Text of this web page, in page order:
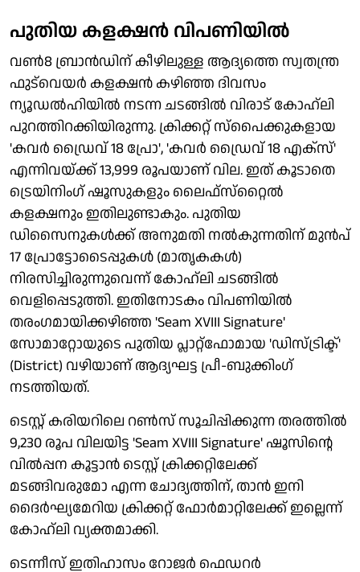
പുതിയ കളക്ഷന്‍ വിപണിയില്‍
വണ്‍8 ബ്രാന്‍ഡിന് കീഴിലുള്ള ആദ്യത്തെ സ്വതന്ത്ര
ഫുട്‌വെയര്‍ കളക്ഷന്‍ കഴിഞ്ഞ ദിവസം
ന്യൂഡല്‍ഹിയില്‍ നടന്ന ചടങ്ങില്‍ വിരാട് കോഹ്ലി
പുറത്തിറക്കിയിരുന്നു. ക്രിക്കറ്റ് സ്‌പൈക്കുകളായ
'കവര്‍ ഡ്രൈവ് 18 പ്രോ', 'കവര്‍ ഡ്രൈവ് 18 എക്‌സ്'
എന്നിവയ്ക്ക് 13,999 രൂപയാണ് വില. ഇത് കൂടാതെ
ട്രെയിനിംഗ് ഷൂസുകളും ലൈഫ്‌സ്‌റ്റൈല്‍
കളക്ഷനും ഇതിലുണ്ടാകും. പുതിയ
ഡിസൈനുകള്‍ക്ക് അനുമതി നല്‍കുന്നതിന് മുന്‍പ്
17 പ്രോട്ടോടൈപ്പുകള്‍ (മാതൃകകള്‍)
നിരസിച്ചിരുന്നുവെന്ന് കോഹ്ലി ചടങ്ങില്‍
വെളിപ്പെടുത്തി. ഇതിനോടകം വിപണിയില്‍
തരംഗമായിക്കഴിഞ്ഞ 'Seam XVIII Signature'
സോമാറ്റോയുടെ പുതിയ പ്ലാറ്റ്ഫോമായ 'ഡിസ്ട്രിക്ട്'
(District) വഴിയാണ് ആദ്യഘട്ട പ്രീ-ബുക്കിംഗ്
നടത്തിയത്.
ടെസ്റ്റ് കരിയറിലെ റണ്‍സ് സൂചിപ്പിക്കുന്ന തരത്തില്‍
9,230 രൂപ വിലയിട്ട 'Seam XVIII Signature' ഷൂസിന്റെ
വില്‍പ്പന കൂട്ടാന്‍ ടെസ്റ്റ് ക്രിക്കറ്റിലേക്ക്
മടങ്ങിവരുമോ എന്ന ചോദ്യത്തിന്, താന്‍ ഇനി
ദൈര്‍ഘ്യമേറിയ ക്രിക്കറ്റ് ഫോര്‍മാറ്റിലേക്ക് ഇല്ലെന്ന്
കോഹ്ലി വ്യക്തമാക്കി.
ടെന്നീസ് ഇതിഹാസം റോജർ ഫെഡറർ